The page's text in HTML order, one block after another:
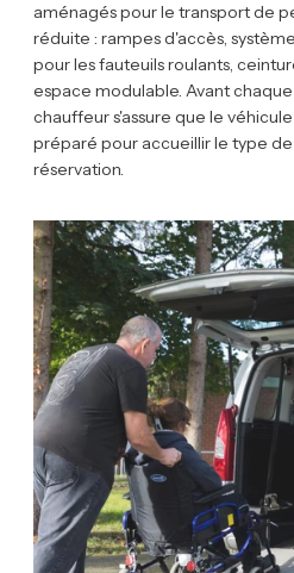
aménagés pour le transport de
réduite : rampes d'accès,
pour les fauteuils roulants,
espace modulable. Avant
chauffeur s'assure que le
préparé pour accueillir le type
réservation.